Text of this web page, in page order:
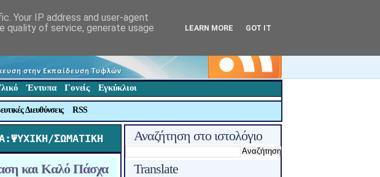
Έντυπα Γονείς Εγκύκλιοι
Διευθύνσεις RSS
ΣΩΜΑΤΙΚΗ
και Καλό Πάσχα
Αναζήτηση στο ιστολόγιο
Translate
Your IP address and user-agent
quality of service, generate usage
LEARN MORE GOT IT